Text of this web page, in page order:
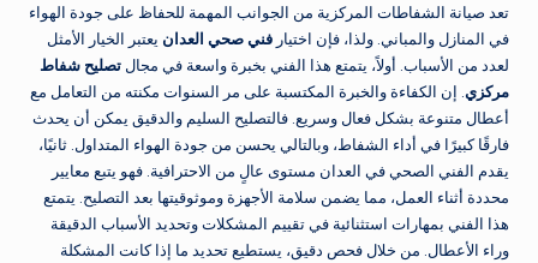
تعد صيانة الشفاطات المركزية من الجوانب المهمة للحفاظ على جودة الهواء
في المنازل والمباني. ولذا، فإن اختيار فني صحي العدان يعتبر الخيار الأمثل
لعدد من الأسباب. أولاً، يتمتع هذا الفني بخبرة واسعة في مجال تصليح شفاط
مركزي. إن الكفاءة والخبرة المكتسبة على مر السنوات مكنته من التعامل مع
أعطال متنوعة بشكل فعال وسريع. فالتصليح السليم والدقيق يمكن أن يحدث
فارقًا كبيرًا في أداء الشفاط، وبالتالي يحسن من جودة الهواء المتداول. ثانيًا،
يقدم الفني الصحي في العدان مستوى عالٍ من الاحترافية. فهو يتبع معايير
محددة أثناء العمل، مما يضمن سلامة الأجهزة وموثوقيتها بعد التصليح. يتمتع
هذا الفني بمهارات استثنائية في تقييم المشكلات وتحديد الأسباب الدقيقة
وراء الأعطال. من خلال فحص دقيق، يستطيع تحديد ما إذا كانت المشكلة